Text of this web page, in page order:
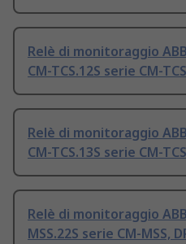
Relè di monitoraggio
CM-TCS.12S serie CM-
Relè di monitoraggio
CM-TCS.13S serie CM-
Relè di monitoraggio
MSS.22S serie CM-MSS,